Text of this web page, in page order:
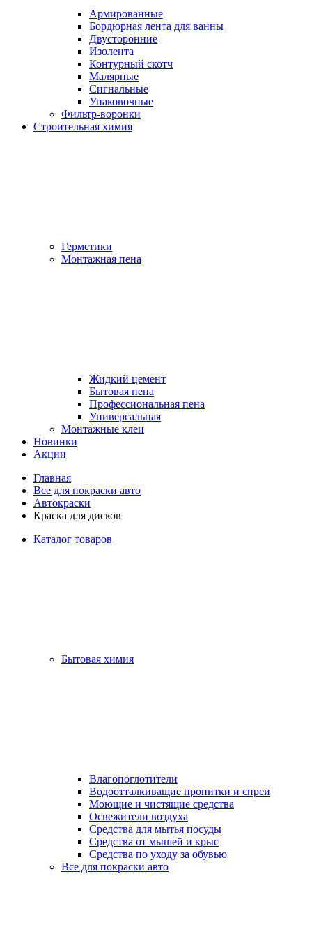
Армированные
Бордюрная лента для ванны
Двусторонние
Изолента
Контурный скотч
Малярные
Сигнальные
Упаковочные
Фильтр-воронки
Строительная химия
Герметики
Монтажная пена
Жидкий цемент
Бытовая пена
Профессиональная пена
Универсальная
Монтажные клеи
Новинки
Акции
Главная
Все для покраски авто
Автокраски
Краска для дисков
Каталог товаров
Бытовая химия
Влагопоглотители
Водоотталкиващие пропитки и спреи
Моющие и чистящие средства
Освежители воздуха
Средства для мытья посуды
Средства от мышей и крыс
Средства по уходу за обувью
Все для покраски авто